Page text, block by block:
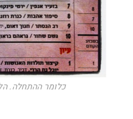
כלומר ההתחלה.